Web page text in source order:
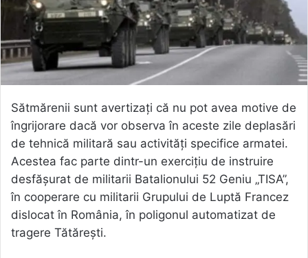
Sătmărenii sunt avertizați că nu pot avea motive de
îngrijorare dacă vor observa în aceste zile deplasări
de tehnică militară sau activități specifice armatei.
Acestea fac parte dintr-un exercițiu de instruire
desfășurat de militarii Batalionului 52 Geniu „TISA”,
în cooperare cu militarii Grupului de Luptă Francez
dislocat în România, în poligonul automatizat de
tragere Tătărești.